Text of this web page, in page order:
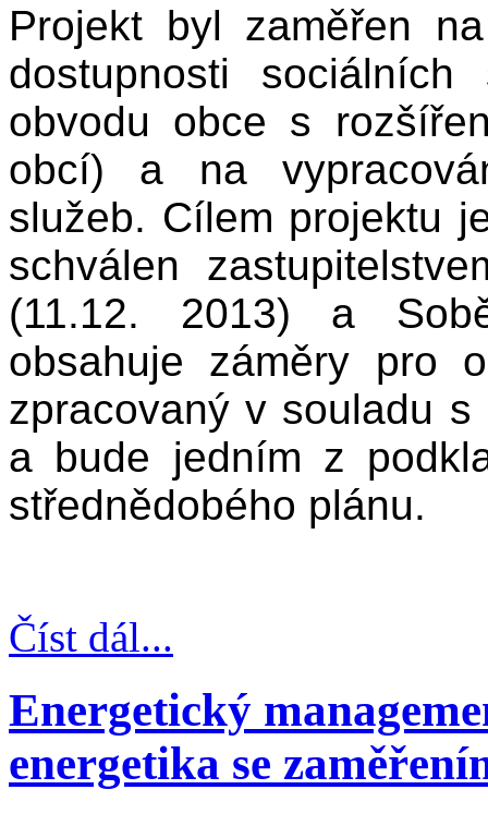
Projekt byl zaměřen
dostupnosti
obvodu obce s
obcí) a na
služeb. Cílem projektu
schválen
(11.12. 2013) a
obsahuje záměry pro
zpracovaný v souladu
a bude jedním z
střednědobého plánu.
Číst dál...
Energetický
energetika se